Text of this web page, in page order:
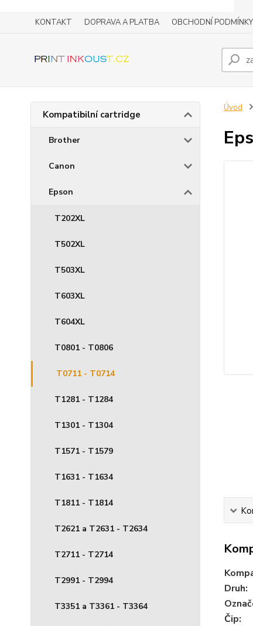
KONTAKT DOPRAVA A PLATBA OBCHODNÍ PODMÍNKY
Kompatibilní cartridge
Brother
Canon
Epson
T202XL
T502XL
T503XL
T603XL
T604XL
T0801 - T0806
T0711 - T0714
T1281 - T1284
T1301 - T1304
T1571 - T1579
T1631 - T1634
T1811 - T1814
T2621 a T2631 - T2634
T2711 - T2714
T2991 - T2994
T3351 a T3361 - T3364
Úvod
Druh:
Čip: